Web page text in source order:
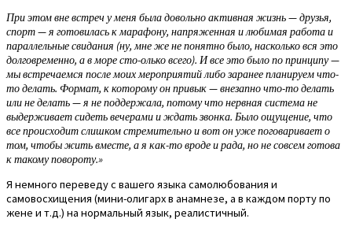
При этом вне встреч у меня была довольно активная жизнь — друзья,
спорт — я готовилась к марафону, напряженная и любимая работа и
параллельные свидания (ну, мне же не понятно было, насколько вся это
долговременно, а в море сто-олько всего). И все это было по принципу —
мы встречаемся после моих мероприятий либо заранее планируем что-
то делать. Формат, к которому он привык — внезапно что-то делать
или не делать — я не поддержала, потому что нервная система не
выдерживает сидеть вечерами и ждать звонка. Было ощущение, что
все происходит слишком стремительно и вот он уже поговаривает о
том, чтобы жить вместе, а я как-то вроде и рада, но не совсем готова
к такому повороту.»
Я немного переведу с вашего языка самолюбования и
самовосхищения (мини-олигарх в анамнезе, а в каждом порту по
жене и т.д.) на нормальный язык, реалистичный.